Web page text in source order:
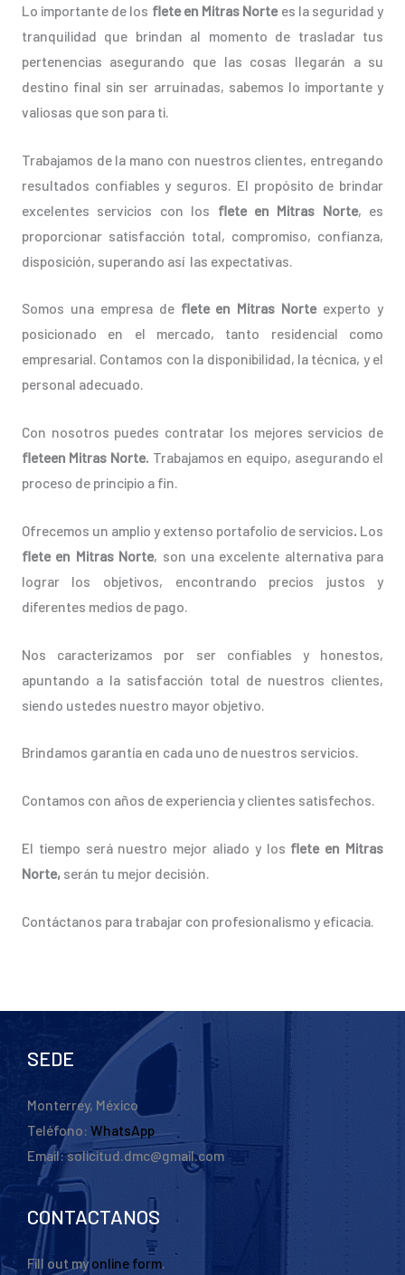
Lo importante de los flete en Mitras Nortees la seguridad y
tranquilidad que brindan al momento de trasladar tus
pertenencias asegurando que las cosas llegarán a su
destino final sin ser arruinadas, sabemos lo importante y
valiosas que son para ti.
Trabajamos de la mano con nuestros clientes, entregando
resultados confiables y seguros. El propósito de brindar
excelentes servicios con los flete en Mitras Norte, es
proporcionar satisfacción total, compromiso, confianza,
disposición, superando así las expectativas.
Somos una empresa de flete en Mitras Norteexperto y
posicionado en el mercado, tanto residencial como
empresarial. Contamos con la disponibilidad, la técnica, y el
personal adecuado.
Con nosotros puedes contratar los mejores servicios de
fleteen Mitras Norte. Trabajamos en equipo, asegurando el
proceso de principio a fin.
Ofrecemos un amplio y extenso portafolio de servicios. Los
flete en Mitras Norte, son una excelente alternativa para
lograr los objetivos, encontrando precios justos y
diferentes medios de pago.
Nos caracterizamos por ser confiables y honestos,
apuntando a la satisfacción total de nuestros clientes,
siendo ustedes nuestro mayor objetivo.
Brindamos garantía en cada uno de nuestros servicios.
Contamos con años de experiencia y clientes satisfechos.
El tiempo será nuestro mejor aliado y los flete en Mitras
Norte, serán tu mejor decisión.
Contáctanos para trabajar con profesionalismo y eficacia.
SEDE
Monterrey, México
Teléfono: WhatsApp
Email: solicitud.dmc@gmail.com
CONTACTANOS
Fill out my online form.